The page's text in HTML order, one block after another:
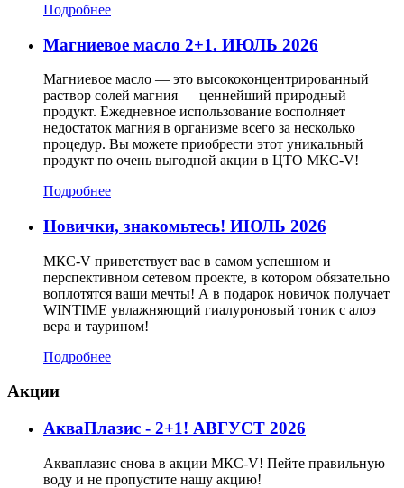
Подробнее
Магниевое масло 2+1. ИЮЛЬ 2026
Магниевое масло — это высококонцентрированный
раствор солей магния — ценнейший природный
продукт. Ежедневное использование восполняет
недостаток магния в организме всего за несколько
процедур. Вы можете приобрести этот уникальный
продукт по очень выгодной акции в ЦТО МКС-V!
Подробнее
Новички, знакомьтесь! ИЮЛЬ 2026
МКС-V приветствует вас в самом успешном и
перспективном сетевом проекте, в котором обязательно
воплотятся ваши мечты! А в подарок новичок получает
WINTIME увлажняющий гиалуроновый тоник с алоэ
вера и таурином!
Подробнее
Акции
АкваПлазис - 2+1! АВГУСТ 2026
Акваплазис снова в акции МКС-V! Пейте правильную
воду и не пропустите нашу акцию!